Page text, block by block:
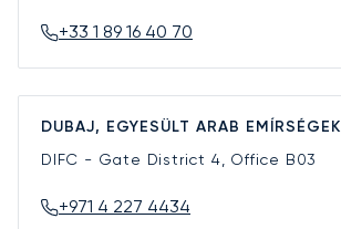
+33 1 89 16 40 70
DUBAJ, EGYESÜLT ARAB EMÍRSÉGEK
DIFC - Gate District 4, Office B03
+971 4 227 4434